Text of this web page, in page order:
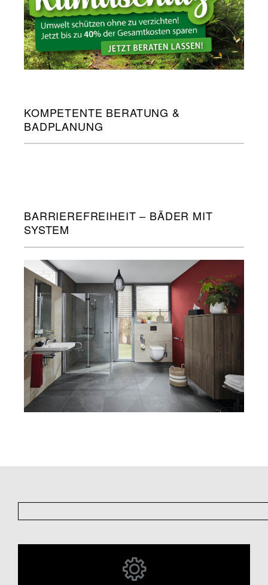
KOMPETENTE BERATUNG &
BADPLANUNG
BARRIEREFREIHEIT – BÄDER MIT
SYSTEM